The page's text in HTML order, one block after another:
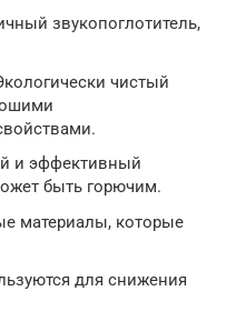
звукопоглотитель,
чистый
и эффективный
быть горючим.
материалы, которые
для снижения